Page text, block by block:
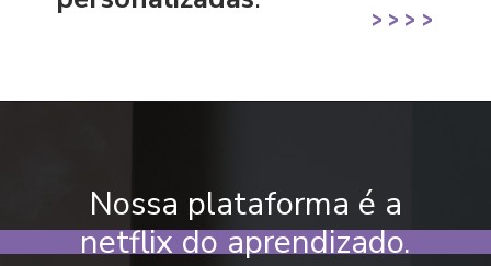
>
>
> >
Nossa plataforma é a
netflix do aprendizado.